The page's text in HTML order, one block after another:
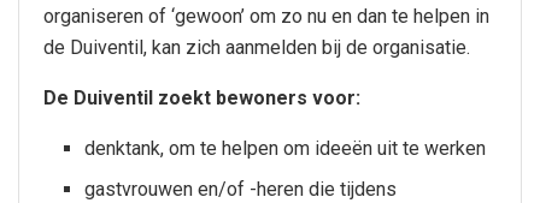
organiseren of ‘gewoon’ om zo nu en dan te helpen in
de Duiventil, kan zich aanmelden bij de organisatie. ​
De Duiventil zoekt bewoners voor:
denktank, om te helpen om ideeën uit te werken
gastvrouwen en/of -heren die tijdens